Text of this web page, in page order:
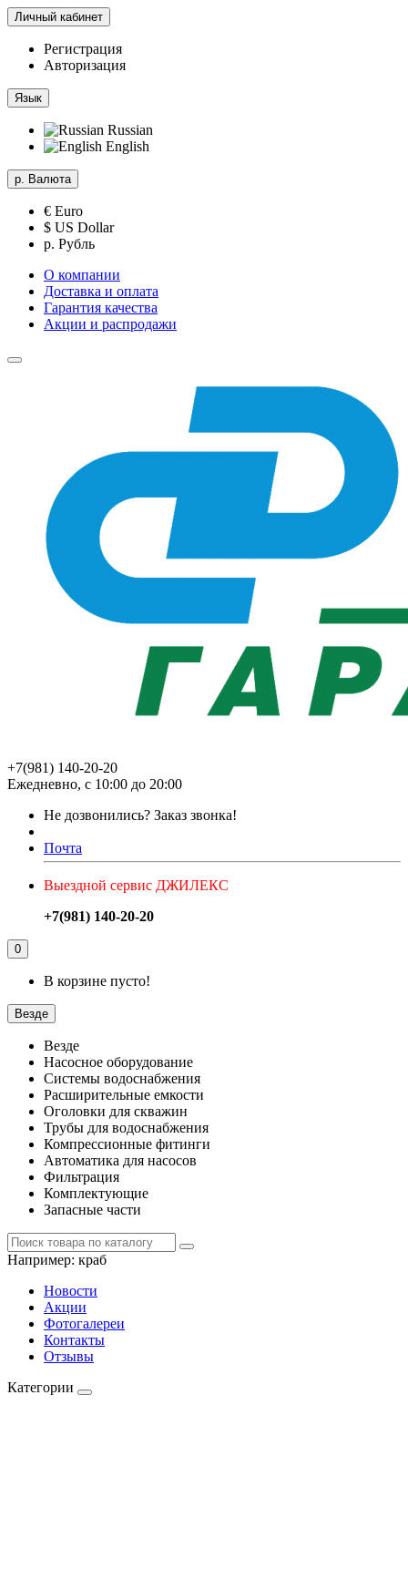
Личный кабинет
Регистрация
Авторизация
Язык
Russian
English
р. Валюта
€ Euro
$ US Dollar
р. Рубль
О компании
Доставка и оплата
Гарантия качества
Акции и распродажи
+7(981) 140-20-20
Ежедневно, с 10:00 до 20:00
Не дозвонились? Заказ звонка!
Почта
Выездной сервис ДЖИЛЕКС
+7(981) 140-20-20
0
В корзине пусто!
Везде
Везде
Насосное оборудование
Системы водоснабжения
Расширительные емкости
Оголовки для скважин
Трубы для водоснабжения
Компрессионные фитинги
Автоматика для насосов
Фильтрация
Комплектующие
Запасные части
Например: краб
Новости
Акции
Фотогалереи
Контакты
Отзывы
Категории